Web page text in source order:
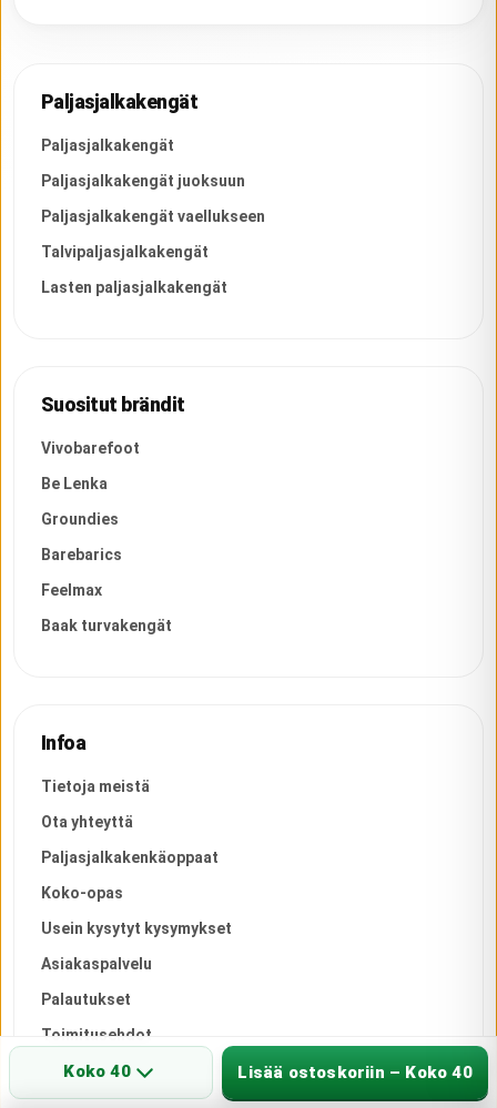
Koko 40 Lisää ostoskoriin – Koko 40
Paljasjalkakengät
Paljasjalkakengät
Paljasjalkakengät juoksuun
Paljasjalkakengät vaellukseen
Talvipaljasjalkakengät
Lasten paljasjalkakengät
Suositut brändit
Vivobarefoot
Be Lenka
Groundies
Barebarics
Feelmax
Baak turvakengät
Infoa
Tietoja meistä
Ota yhteyttä
Paljasjalkakenkäoppaat
Koko-opas
Usein kysytyt kysymykset
Asiakaspalvelu
Palautukset
Toimitusehdot
Tietosuoja